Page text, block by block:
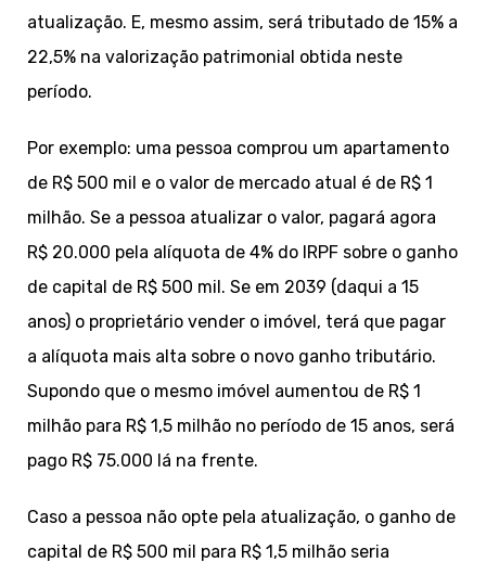
atualização. E, mesmo assim, será tributado de 15% a
22,5% na valorização patrimonial obtida neste
período.
Por exemplo: uma pessoa comprou um apartamento
de R$ 500 mil e o valor de mercado atual é de R$ 1
milhão. Se a pessoa atualizar o valor, pagará agora
R$ 20.000 pela alíquota de 4% do IRPF sobre o ganho
de capital de R$ 500 mil. Se em 2039 (daqui a 15
anos) o proprietário vender o imóvel, terá que pagar
a alíquota mais alta sobre o novo ganho tributário.
Supondo que o mesmo imóvel aumentou de R$ 1
milhão para R$ 1,5 milhão no período de 15 anos, será
pago R$ 75.000 lá na frente.
Caso a pessoa não opte pela atualização, o ganho de
capital de R$ 500 mil para R$ 1,5 milhão seria